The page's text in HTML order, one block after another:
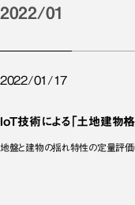
2022/01
2022/01/17
IoT技術による「土地建物
地盤と建物の揺れ特性の定量評価